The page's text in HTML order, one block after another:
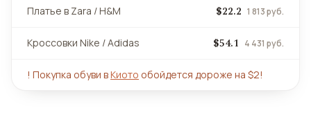
Платье в Zara / H&M $22.2 1 813 руб.
Кроссовки Nike / Adidas $54.1 4 431 руб.
! Покупка обуви вКиото обойдется дороже на $2!